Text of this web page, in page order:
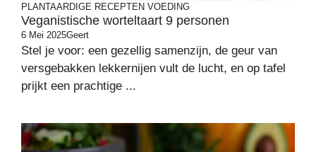
PLANTAARDIGE RECEPTEN VOEDING
Veganistische worteltaart 9 personen
6 Mei 2025Geert
Stel je voor: een gezellig samenzijn, de geur van
versgebakken lekkernijen vult de lucht, en op tafel
prijkt een prachtige ...